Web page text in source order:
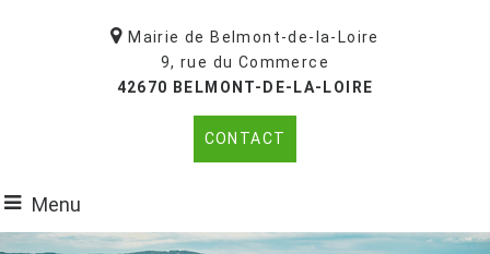
Mairie de Belmont-de-la-Loire
9, rue du Commerce
42670 BELMONT-DE-LA-LOIRE
CONTACT
Menu